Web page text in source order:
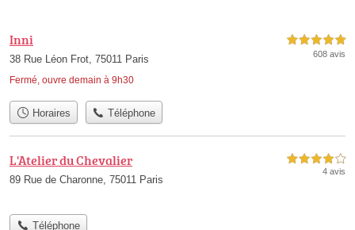
Inni
38 Rue Léon Frot, 75011 Paris
Fermé, ouvre demain à 9h30
5,0 étoiles sur 5
608 avis
Horaires Téléphone
L'Atelier du Chevalier
89 Rue de Charonne, 75011 Paris
4,0 étoiles sur 5
4 avis
Téléphone